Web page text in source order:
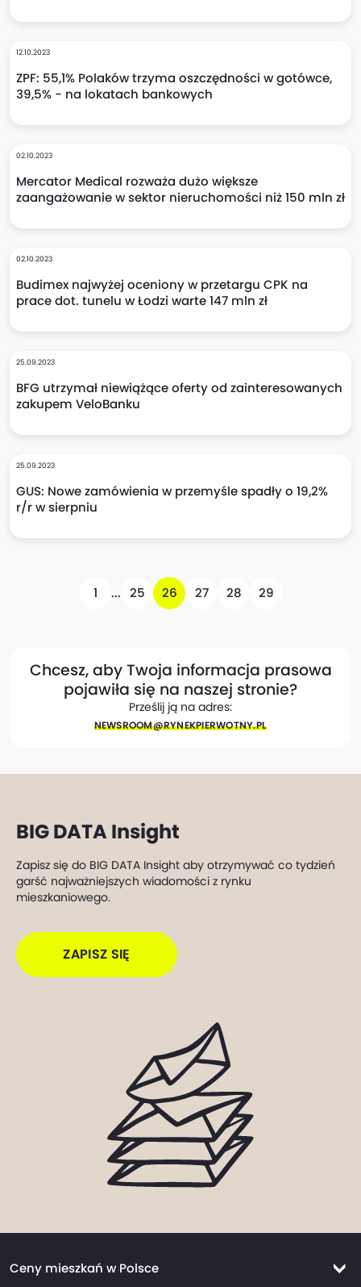
12.10.2023
ZPF: 55,1% Polaków trzyma oszczędności w gotówce,
39,5% - na lokatach bankowych
02.10.2023
Mercator Medical rozważa dużo większe
zaangażowanie w sektor nieruchomości niż 150 mln zł
02.10.2023
Budimex najwyżej oceniony w przetargu CPK na
prace dot. tunelu w Łodzi warte 147 mln zł
25.09.2023
BFG utrzymał niewiążące oferty od zainteresowanych
zakupem VeloBanku
25.09.2023
GUS: Nowe zamówienia w przemyśle spadły o 19,2%
r/r w sierpniu
1 ... 25 26 27 28 29
Chcesz, aby Twoja informacja prasowa
pojawiła się na naszej stronie?
Prześlij ją na adres:
NEWSROOM@​RYNEKPIERWOTNY.PL
BIG DATA Insight
Zapisz się do BIG DATA Insight aby otrzymywać co tydzień
garść najważniejszych wiadomości z rynku
mieszkaniowego.
ZAPISZ SIĘ
Ceny mieszkań w Polsce